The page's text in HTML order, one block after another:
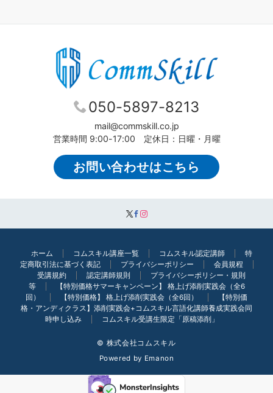
050-5897-8213
mail@commskill.co.jp
営業時間 9:00-17:00 定休日：日曜・月曜
お問い合わせはこちら
ホーム コムスキル講座一覧 コムスキル認定講師
特
定商取引法に基づく表記
プライバシーポリシー
会員規程
受講規約
認定講師規則
プライバシーポリシー・規則
等
【特別価格サマーキャンペーン】 格上げ添削実践会（全6
回）
【特別価格】 格上げ添削実践会（全6回）
【特別価
格・アンディクラス】添削実践会+コムスキル言語化講師養成実践会同
時申し込み
コムスキル受講生限定「原稿添削」
© 株式会社コムスキル
Powered by Emanon